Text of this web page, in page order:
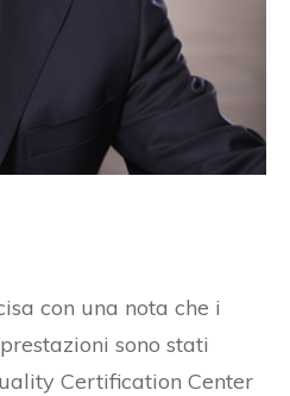
con una nota che i
sono stati
Certification Center